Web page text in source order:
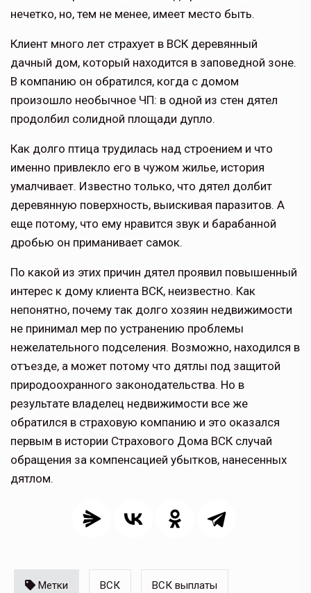
нечетко, но, тем не менее, имеет место быть.
Клиент много лет страхует в ВСК деревянный
дачный дом, который находится в заповедной зоне.
В компанию он обратился, когда с домом
произошло необычное ЧП: в одной из стен дятел
продолбил солидной площади дупло.
Как долго птица трудилась над строением и что
именно привлекло его в чужом жилье, история
умалчивает. Известно только, что дятел долбит
деревянную поверхность, выискивая паразитов. А
еще потому, что ему нравится звук и барабанной
дробью он приманивает самок.
По какой из этих причин дятел проявил повышенный
интерес к дому клиента ВСК, неизвестно. Как
непонятно, почему так долго хозяин недвижимости
не принимал мер по устранению проблемы
нежелательного подселения. Возможно, находился в
отъезде, а может потому что дятлы под защитой
природоохранного законодательства. Но в
результате владелец недвижимости все же
обратился в страховую компанию и это оказался
первым в истории Страхового Дома ВСК случай
обращения за компенсацией убытков, нанесенных
дятлом.
Метки ВСК ВСК выплаты